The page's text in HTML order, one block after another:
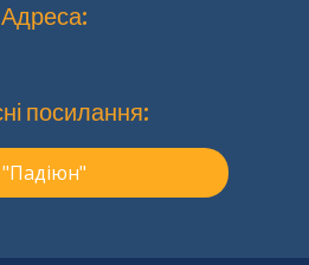
Адреса:
посилання:
"Падіюн"